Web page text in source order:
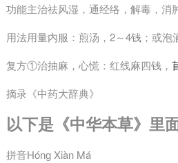
功能主治祛风湿，通经络，解毒，消
用法用量内服：煎汤，2～4钱；或泡
复方①治抽麻，心慌：红线麻四钱，
摘录 《中药大辞典》
以下是《中华本草》里
拼音Hónɡ Xiàn Má